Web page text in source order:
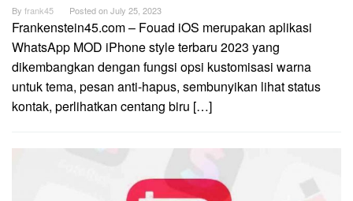
By frank45 Posted onJuly 25, 2023
Frankenstein45.com – Fouad iOS merupakan aplikasi
WhatsApp MOD iPhone style terbaru 2023 yang
dikembangkan dengan fungsi opsi kustomisasi warna
untuk tema, pesan anti-hapus, sembunyikan lihat status
kontak, perlihatkan centang biru […]